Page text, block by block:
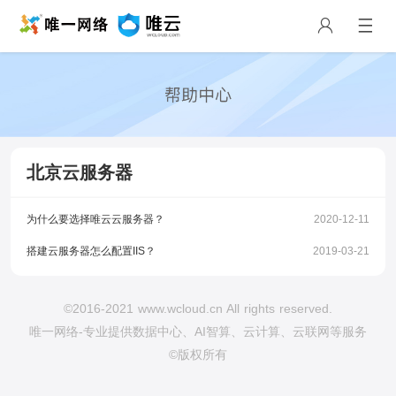
北京云服务器
为什么要选择唯云云服务器？ 2020-12-11
搭建云服务器怎么配置IIS？ 2019-03-21
©2016-2021 www.wcloud.cn All rights reserved.
唯一网络-专业提供数据中心、AI智算、云计算、云联网等服务
©版权所有